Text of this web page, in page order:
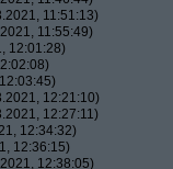
11:51:13)
11:55:49)
12:01:28)
12:21:10)
12:27:11)
12:34:32)
12:36:15)
12:38:05)